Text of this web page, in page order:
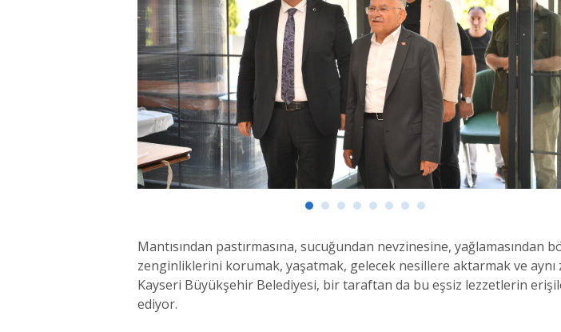
Mantısından pastırmasına, sucuğundan nevzinesine, yağlamasından
zenginliklerini korumak, yaşatmak, gelecek nesillere aktarmak ve
Kayseri Büyükşehir Belediyesi, bir taraftan da bu eşsiz lezzetlerin
ediyor.